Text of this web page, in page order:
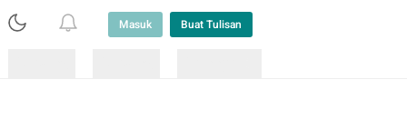
Masuk Buat Tulisan